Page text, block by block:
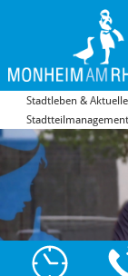
Stadtleben &